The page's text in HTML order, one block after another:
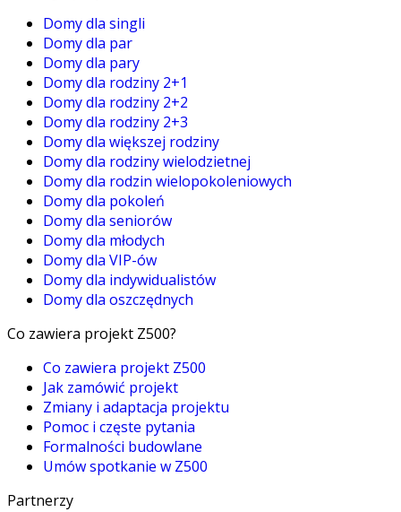
Domy dla singli
Domy dla par
Domy dla pary
Domy dla rodziny 2+1
Domy dla rodziny 2+2
Domy dla rodziny 2+3
Domy dla większej rodziny
Domy dla rodziny wielodzietnej
Domy dla rodzin wielopokoleniowych
Domy dla pokoleń
Domy dla seniorów
Domy dla młodych
Domy dla VIP-ów
Domy dla indywidualistów
Domy dla oszczędnych
Co zawiera projekt Z500?
Co zawiera projekt Z500
Jak zamówić projekt
Zmiany i adaptacja projektu
Pomoc i częste pytania
Formalności budowlane
Umów spotkanie w Z500
Partnerzy